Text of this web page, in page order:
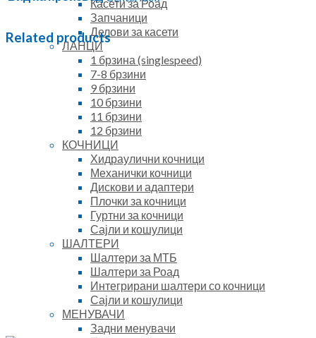
Касети за Роад
Запчаници
Делови за касети
ЛАНЦИ
1 брзина (singlespeed)
7-8 брзини
9 брзини
10 брзини
11 брзини
12 брзини
КОЧНИЦИ
Хидраулични кочници
Механички кочници
Дискови и адаптери
Плочки за кочници
Гуртни за кочници
Сајли и кошулици
ШАЛТЕРИ
Шалтери за МТБ
Шалтери за Роад
Интегрирани шалтери со кочници
Сајли и кошулици
МЕНУВАЧИ
Задни менувачи
Related products